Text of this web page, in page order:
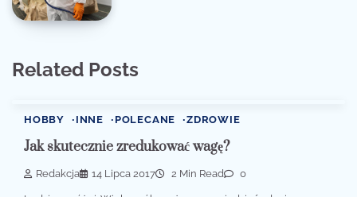
Related Posts
HOBBY INNE POLECANE ZDROWIE
Jak skutecznie zredukować wagę?
Redakcja 14 Lipca 2017 2 Min Read 0